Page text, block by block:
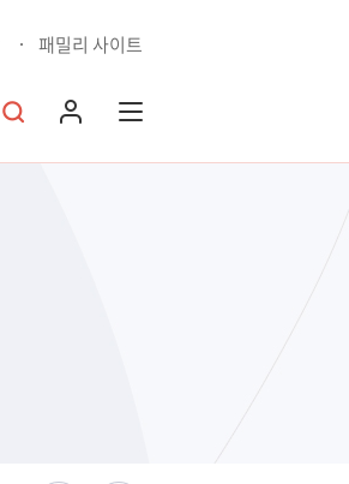
패밀리 사이트